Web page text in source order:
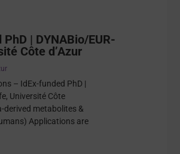
| DYNABio/EUR-
Côte d’Azur
– IdEx-funded PhD |
Université Côte
derived metabolites &
Applications are